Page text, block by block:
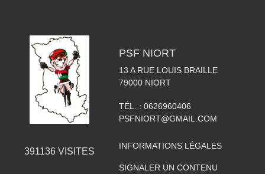
391136VISITES
PSF NIORT
13 A RUE LOUIS BRAILLE
79000 NIORT
TÉL. : 0626960406
PSFNIORT@GMAIL.COM
INFORMATIONS LÉGALES
SIGNALER UN CONTENU